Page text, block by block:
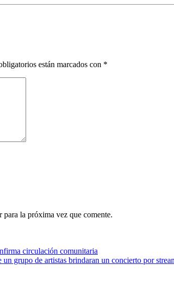
están marcados con *
la próxima vez que comente.
circulación comunitaria
grupo de artistas brindaran un concierto por